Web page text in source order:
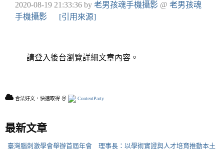
2020-08-19 21:33:36 by 老男孩魂手機攝影 @ 老男孩魂
手機攝影
[引用來源]
請登入後台瀏覽詳細文章內容。
合法好文，快速取得 ＠ ContentParty
最新文章
臺灣腦刺激學會舉辦首屆年會 理事長：以學術實證與人才培育推動本土